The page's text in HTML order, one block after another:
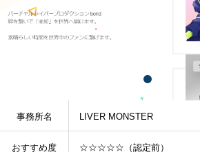
事務所名 LIVER MONSTER
おすすめ度 ☆☆☆☆☆（認定前）